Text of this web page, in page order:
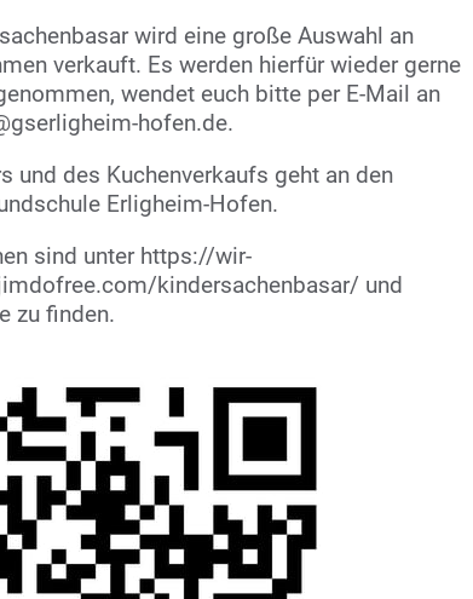
wird eine große Auswahl an
verkauft. Es werden hierfür wieder gerne
wendet euch bitte per E-Mail an
hofen.de.
und des Kuchenverkaufs geht an den
Erligheim-Hofen.
sind unter https://wir-
kindersachenbasar/ und
zu finden.